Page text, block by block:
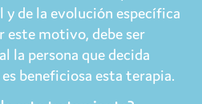
de la evolución específica
este motivo, debe ser
la persona que decida
beneficiosa esta terapia.